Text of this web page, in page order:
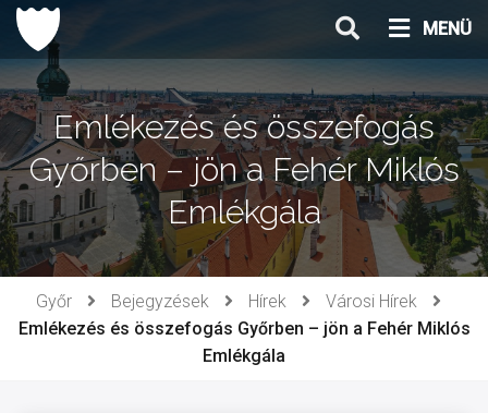
Ugrás
tartalomhoz
MENÜ
Emlékezés és összefogás
Győrben – jön a Fehér Miklós
Emlékgála
Győr Bejegyzések Hírek
Városi Hírek
Emlékezés és összefogás Győrben – jön a Fehér Miklós
Emlékgála